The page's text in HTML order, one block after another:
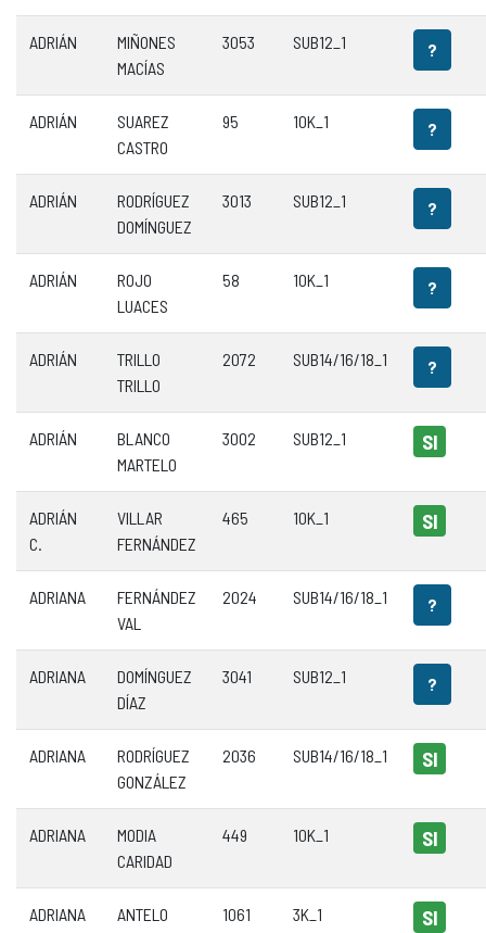
ADRIÁN
MIÑONES
MACÍAS
3053 SUB12_1 ?
ADRIÁN
SUAREZ
CASTRO
95 10K_1 ?
ADRIÁN
RODRÍGUEZ
DOMÍNGUEZ
3013 SUB12_1 ?
ADRIÁN
ROJO
LUACES
58 10K_1 ?
ADRIÁN
TRILLO
TRILLO
2072 SUB14/16/18_1 ?
ADRIÁN
BLANCO
MARTELO
3002 SUB12_1 SI
ADRIÁN
C.
VILLAR
FERNÁNDEZ
465 10K_1 SI
ADRIANA
FERNÁNDEZ
VAL
2024 SUB14/16/18_1 ?
ADRIANA
DOMÍNGUEZ
DÍAZ
3041 SUB12_1 ?
ADRIANA
RODRÍGUEZ
GONZÁLEZ
2036 SUB14/16/18_1 SI
ADRIANA
MODIA
CARIDAD
449 10K_1 SI
ADRIANA ANTELO 1061 3K_1 SI